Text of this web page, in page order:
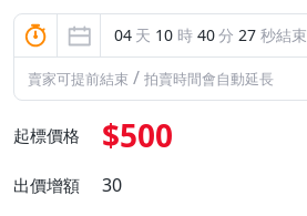
04 天 10 時 40分 26 秒結束
賣家可提前結束 / 拍賣時間會自動延長
起標價格 $500
出價增額 30